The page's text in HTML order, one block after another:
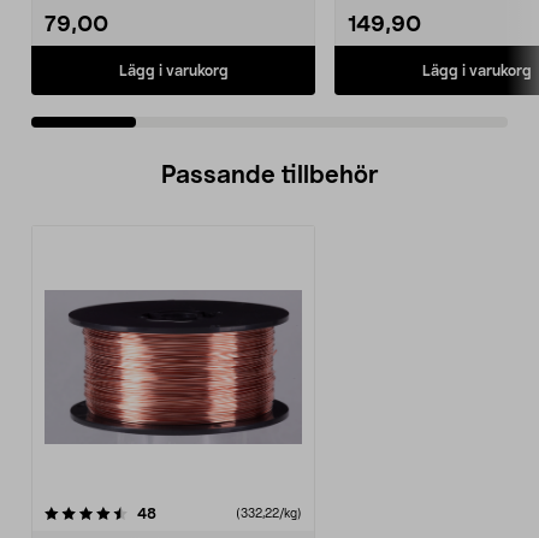
79,00
Lägg i varukorg
149,90
Lägg i varukorg
Passande tillbehör
48recensioner (332,22/kg)